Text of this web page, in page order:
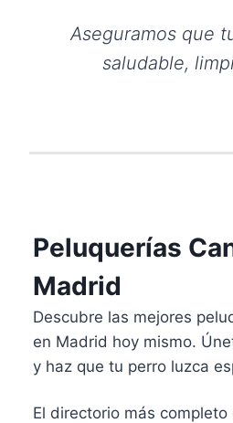
Aseguramos que
saludable,
Peluquerías
Madrid
Descubre las mejores
en Madrid hoy mismo.
y haz que tu perro luzca
El directorio más